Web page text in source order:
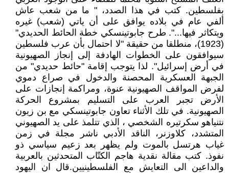
بفلسطين. كتب في هذا الصدد، " ما من شعب عاش
ألفي عام في بلاده يوافق على أن ياتي (شعب) غيره
ويتكاثر فيها...". طرح جابوتينسكي خطة الحائط الحديدي"
(1923)، منطلقا من حقيقة "لا احتمال بأن عرب فلسطين
سيوافقون على الخطوات الهادفة إلى إنجاز الصهيونية
في أرض إسرائيل". لذا يتوجب إقامة "حائط حديدي" من
الجبهة العسكرية المحصنة والدخول في صراع دموي
لفرض المواقف الصهيونية عنوة، ومراكمة إنجازات على
الأرض تجبر العرب على التسليم بمشروع الحركة
الصهيونية. في تلك الأثناء تعاون جابوتينسكي مع بن زيون
نتنياهو سكرتيره الشخصي ، الذي تتلمذ على يد الصهيوني
المتشدد، كلاوزنر، الناقد الأدبي ناشر مجلة في زمن
غياب هرتسل بالموت ولم يظهر بعد زعيم سياسي ذو
نفوذ. كتب مقالة نقدية هاجم الكتّاب المتحدثين بالعربية
والداعين الى التعايش مع الفلسطينيين.قال ان اليهود